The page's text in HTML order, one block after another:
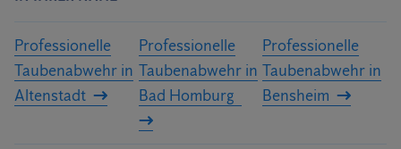
Professionelle
Taubenabwehr in
Altenstadt
Professionelle
Taubenabwehr in
Bad Homburg
Professionelle
Taubenabwehr in
Bensheim